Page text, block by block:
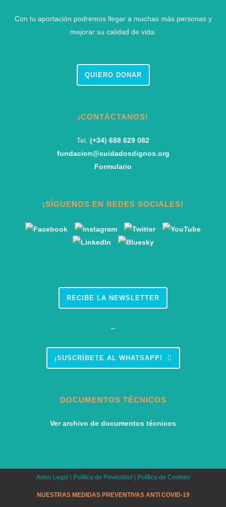
Con tu aportación podremos llegar a muchas más personas y
mejorar su calidad de vida.
QUIERO DONAR
¡CONTÁCTANOS!
Tel. (+34) 688 629 082
fundacion@cuidadosdignos.org
Formulario
¡SÍGUENOS EN REDES SOCIALES!
RECIBE LA NEWSLETTER
–
¡SUSCRÍBETE AL WHATSAPP!
DOCUMENTOS TÉCNICOS
Ver archivo de documentos técnicos
Aviso Legal Política de Privacidad Política de Cookies
NUESTRAS MEDIDAS PREVENTIVAS ANTI COVID-19